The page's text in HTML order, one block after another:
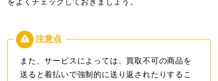
また、サービスによっては、買取不可の商品を
送ると着払いで強制的に送り返されたりするこ